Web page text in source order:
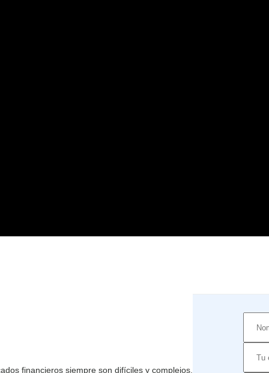
financieros siempre son difíciles y complejos.